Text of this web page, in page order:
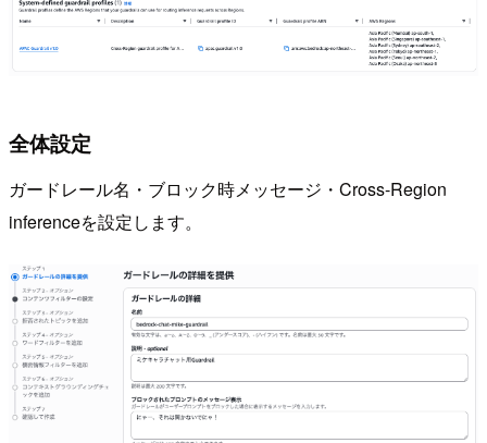
全体設定
ガードレール名・ブロック時メッセージ・Cross-Region
inferenceを設定します。